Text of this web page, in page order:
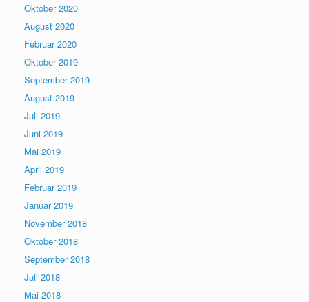
Oktober 2020
August 2020
Februar 2020
Oktober 2019
September 2019
August 2019
Juli 2019
Juni 2019
Mai 2019
April 2019
Februar 2019
Januar 2019
November 2018
Oktober 2018
September 2018
Juli 2018
Mai 2018